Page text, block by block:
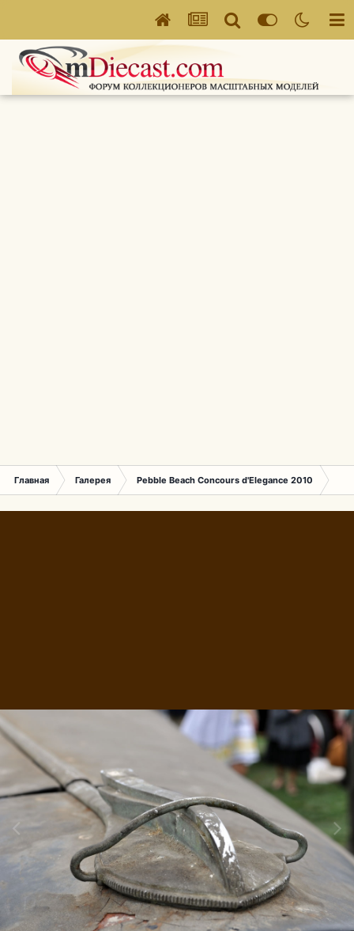
Главная Галерея Pebble Beach Concours d'Elegance 2010